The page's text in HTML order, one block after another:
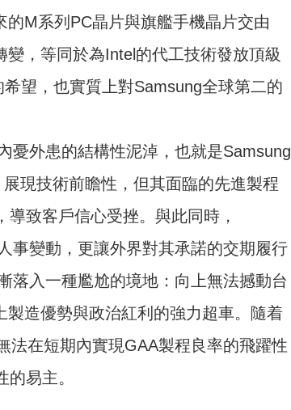
M系列PC晶片與旗艦手機晶片交由
，等同於為Intel的代工技術發放頂級
望，也實質上對Samsung全球第二的
憂外患的結構性泥淖，也就是Samsung
現技術前瞻性，但其面臨的先進製程
致客戶信心受挫。與此同時，
事變動，更讓外界對其承諾的交期履行
落入一種尷尬的境地：向上無法撼動台
造優勢與政治紅利的強力超車。隨着
法在短期內實現GAA製程良率的飛躍性
易主。